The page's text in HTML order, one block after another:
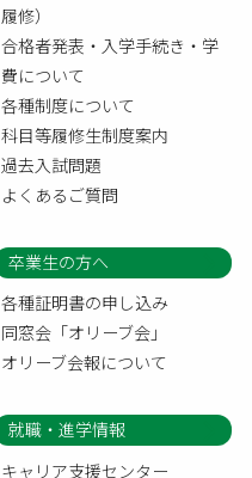
履修）
合格者発表・入学手続き・学
費について
各種制度について
科目等履修生制度案内
過去入試問題
よくあるご質問
卒業生の方へ
各種証明書の申し込み
同窓会「オリーブ会」
オリーブ会報について
就職・進学情報
キャリア支援センター